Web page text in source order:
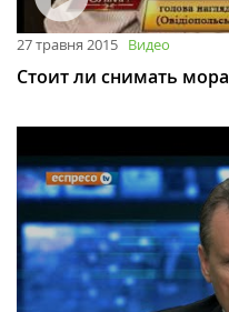
27 травня 2015 Видео
Стоит ли снимать